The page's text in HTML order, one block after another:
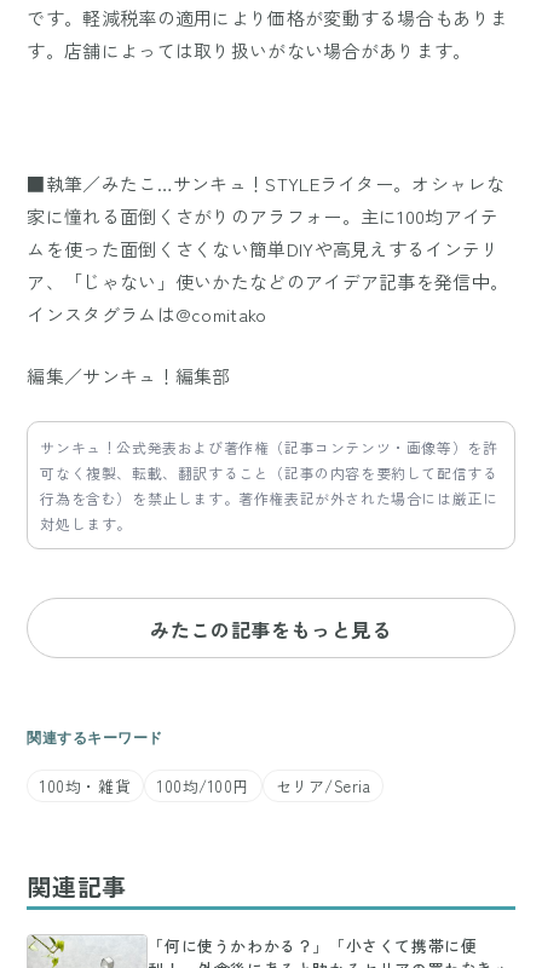
です。軽減税率の適用により価格が変動する場合もありま
す。店舗によっては取り扱いがない場合があります。
■執筆／みたこ…サンキュ！STYLEライター。オシャレな
家に憧れる面倒くさがりのアラフォー。主に100均アイテ
ムを使った面倒くさくない簡単DIYや高見えするインテリ
ア、「じゃない」使いかたなどのアイデア記事を発信中。
インスタグラムは@comitako
編集／サンキュ！編集部
サンキュ！公式発表および著作権（記事コンテンツ・画像等）を許
可なく複製、転載、翻訳すること（記事の内容を要約して配信する
行為を含む）を禁止します。著作権表記が外された場合には厳正に
対処します。
みたこの記事をもっと見る
関連するキーワード
100均・雑貨 100均/100円 セリア/Seria
関連記事
「何に使うかわかる？」「小さくて携帯に便